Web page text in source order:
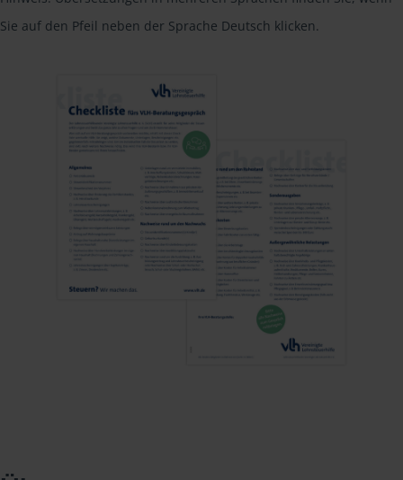
Sie auf den Pfeil neben der Sprache Deutsch klicken.